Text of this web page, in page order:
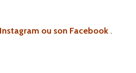
ou son Facebook .